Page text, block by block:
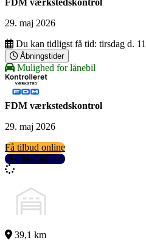
FDM værkstedskontrol
29. maj 2026
Du kan tidligst få tid: tirsdag d.
Åbningstider
Mulighed for lånebil
FDM værkstedskontrol
29. maj 2026
Få tilbud online
Se detaljer
39,1 km